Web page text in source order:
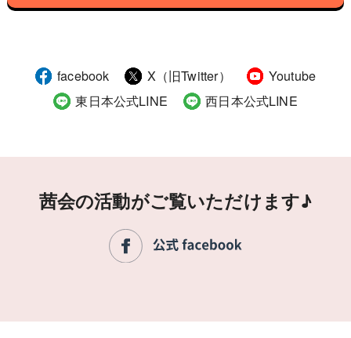
facebook X（旧Twitter）
Youtube
東日本公式LINE
西日本公式LINE
茜会の活動がご覧いただけます♪